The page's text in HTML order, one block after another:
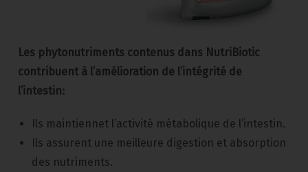
Les phytonutriments contenus dans NutriBiotic
contribuent à l’amélioration de l’intégrité de
l’intestin:
Ils maintiennet l’activité métabolique de l’intestin.
Ils assurent une meilleure digestion et absorption
des nutriments.